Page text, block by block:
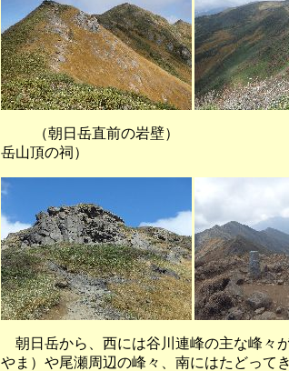
（朝日岳直前の岩壁）
岳山頂の祠）
朝日岳から、西には谷川連峰の主な峰々
やま）や尾瀬周辺の峰々、南にはたどって